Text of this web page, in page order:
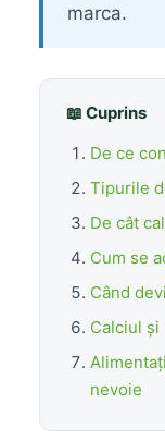
marca.
📖 Cuprins
De ce
Tipurile
De cât
Cum se
Când
Calciul
nevoie